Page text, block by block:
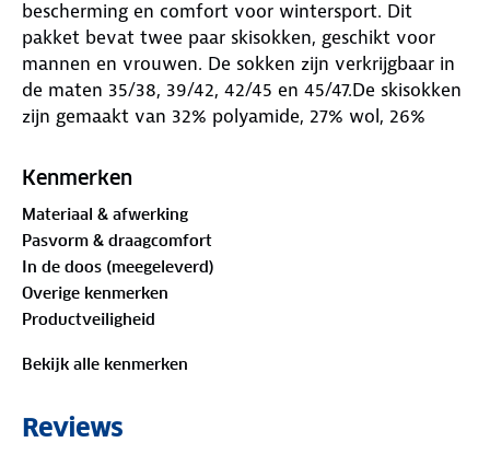
bescherming en comfort voor wintersport. Dit
pakket bevat twee paar skisokken, geschikt voor
mannen en vrouwen. De sokken zijn verkrijgbaar in
de maten 35/38, 39/42, 42/45 en 45/47.De skisokken
zijn gemaakt van 32% polyamide, 27% wol, 26%
ideale vochtregulatie en warmtebehoud. Polyamide
terwijl polypropyleen zorgt voor ademend
vermogen. De badstofvlakken op de kuit, scheen en
enkel bieden extra bescherming tegen schuren. De
skisokken zijn geschikt voor diverse
wintersportomstandigheden.
pack.
Inhoud: 2 paar skisokken
Kenmerken
Materiaal & afwerking
Pasvorm & draagcomfort
In de doos (meegeleverd)
Overige kenmerken
Productveiligheid
Bekijk alle kenmerken
Reviews